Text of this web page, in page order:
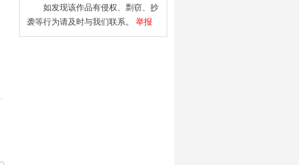
沐小楼对 《退婚夜！我撕了战神世
子爷的衣服！》 进行了评论回复
如发现该作品有侵权、剽窃、抄
袭等行为请及时与我们联系。 举报